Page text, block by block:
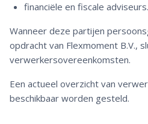
financiële en fiscale adviseurs.
Wanneer deze partijen
opdracht van Flexmoment B.V.,
verwerkersovereenkomsten.
Een actueel overzicht van
beschikbaar worden gesteld.